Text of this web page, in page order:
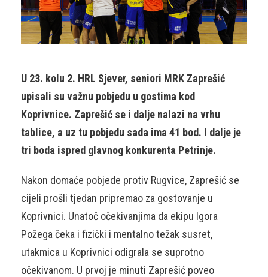
U 23. kolu 2. HRL Sjever, seniori MRK Zaprešić
upisali su važnu pobjedu u gostima kod
Koprivnice. Zaprešić se i dalje nalazi na vrhu
tablice, a uz tu pobjedu sada ima 41 bod. I dalje je
tri boda ispred glavnog konkurenta Petrinje.
Nakon domaće pobjede protiv Rugvice, Zaprešić se
cijeli prošli tjedan pripremao za gostovanje u
Koprivnici. Unatoč očekivanjima da ekipu Igora
Požega čeka i fizički i mentalno težak susret,
utakmica u Koprivnici odigrala se suprotno
očekivanom. U prvoj je minuti Zaprešić poveo